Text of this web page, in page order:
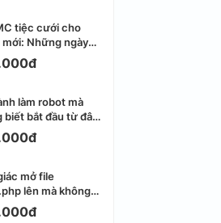
tiệc cưới cho
Những ngày
sự khá ngợp
làm robot mà
biết bắt đầu từ đâu
thật
mở file
lên mà không
gì tiếp theo